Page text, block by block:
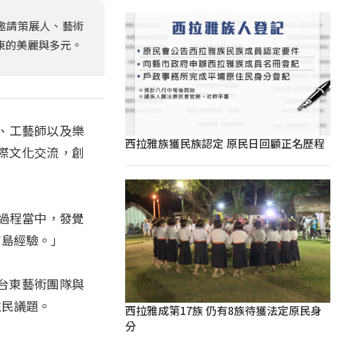
請策展人、藝術
美麗與多元。
工藝師以及樂
文化交流，創
程當中，發覺
經驗。」
東藝術團隊與
議題。
西拉雅族獲民族認定 原民日回顧正名歷程
西拉雅成第17族 仍有8族待獲法定原民身
分